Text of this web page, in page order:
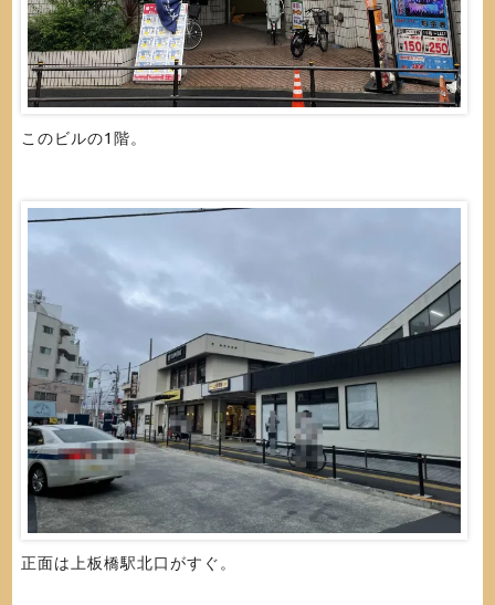
このビルの1階。
正面は上板橋駅北口がすぐ。